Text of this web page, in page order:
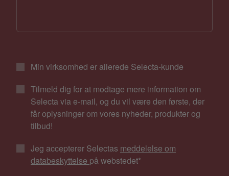
Min virksomhed er allerede Selecta-kunde
Tilmeld dig for at modtage mere information om
Selecta via e-mail, og du vil være den første, der
får oplysninger om vores nyheder, produkter og
tilbud!
Jeg accepterer Selectas meddelelse om
databeskyttelse på webstedet*